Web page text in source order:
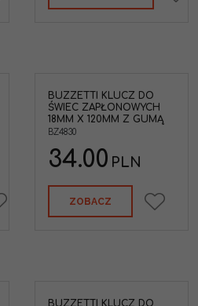
BUZZETTI KLUCZ DO
ŚWIEC ZAPŁONOWYCH
18MM X 120MM Z GUMĄ
BZ4830
34.00 PLN
ZOBACZ
BUZZETTI KLUCZ DO